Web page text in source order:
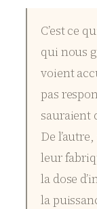
C’est ce
qui nous
voient
pas
sauraient
De
leur
la dose
la